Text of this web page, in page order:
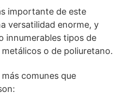
importante de este
versatilidad enorme, y
innumerables tipos de
o de poliuretano.
comunes que